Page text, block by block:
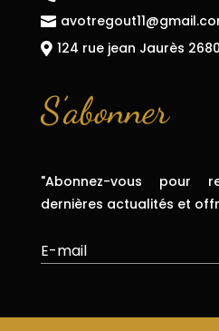

 124 rue jean Jaurès
S’abonner
"Abonnez-vous pour
dernières actualités et